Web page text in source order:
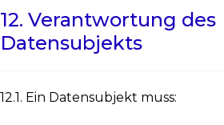
12. Verantwortung des
Datensubjekts
12.1. Ein Datensubjekt muss: